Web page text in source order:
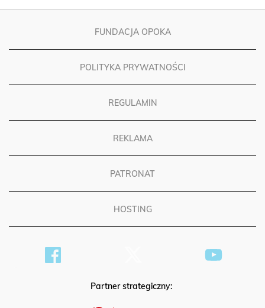
FUNDACJA OPOKA
POLITYKA PRYWATNOŚCI
REGULAMIN
REKLAMA
PATRONAT
HOSTING
Partner strategiczny: